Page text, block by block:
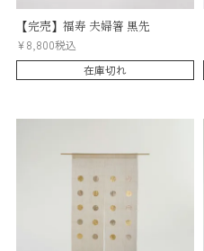
【完売】福寿 夫婦箸 黒先
¥8,800税込
在庫切れ